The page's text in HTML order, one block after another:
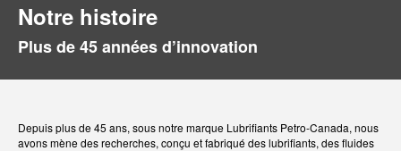
Notre histoire
Plus de 45 années d’innovation
Depuis plus de 45 ans, sous notre marque Lubrifiants Petro-Canada, nous
avons mène des recherches, conçu et fabriqué des lubrifiants, des fluides